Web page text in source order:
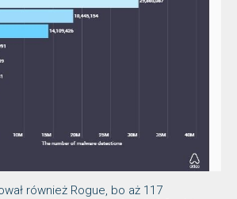
również Rogue, bo aż 117